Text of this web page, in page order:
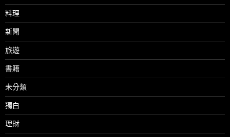
料理
新聞
旅遊
書籍
未分類
獨白
理財